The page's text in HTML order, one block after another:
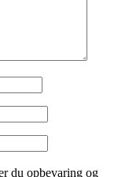
du opbevaring og